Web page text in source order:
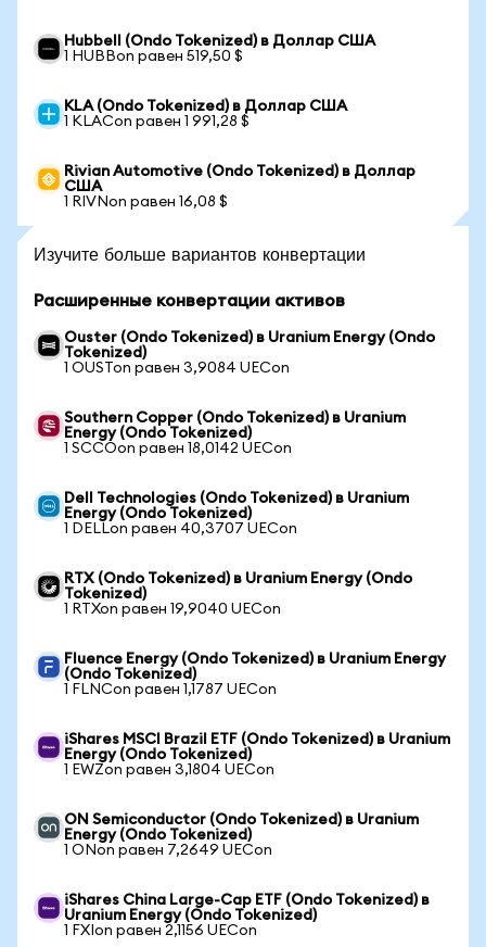
Hubbell (Ondo Tokenized) в Доллар США
1 HUBBon равен 519,50 $
KLA (Ondo Tokenized) в Доллар США
1 KLACon равен 1 991,28 $
Rivian Automotive (Ondo Tokenized) в Доллар
США
1 RIVNon равен 16,08 $
Изучите больше вариантов конвертации
Расширенные конвертации активов
Ouster (Ondo Tokenized) в Uranium Energy (Ondo
Tokenized)
1 OUSTon равен 3,9084 UECon
Southern Copper (Ondo Tokenized) в Uranium
Energy (Ondo Tokenized)
1 SCCOon равен 18,0142 UECon
Dell Technologies (Ondo Tokenized) в Uranium
Energy (Ondo Tokenized)
1 DELLon равен 40,3707 UECon
RTX (Ondo Tokenized) в Uranium Energy (Ondo
Tokenized)
1 RTXon равен 19,9040 UECon
Fluence Energy (Ondo Tokenized) в Uranium Energy
(Ondo Tokenized)
1 FLNCon равен 1,1787 UECon
iShares MSCI Brazil ETF (Ondo Tokenized) в Uranium
Energy (Ondo Tokenized)
1 EWZon равен 3,1804 UECon
ON Semiconductor (Ondo Tokenized) в Uranium
Energy (Ondo Tokenized)
1 ONon равен 7,2649 UECon
iShares China Large-Cap ETF (Ondo Tokenized) в
Uranium Energy (Ondo Tokenized)
1 FXIon равен 2,1156 UECon